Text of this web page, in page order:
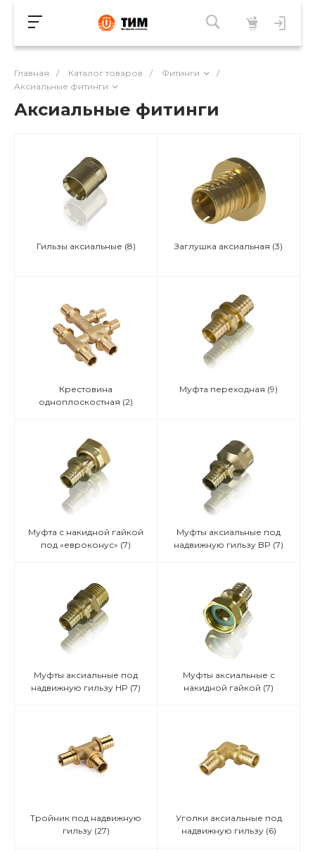
Главная / Каталог товаров / Фитинги
/
Аксиальные фитинги
Аксиальные фитинги
Гильзы аксиальные (8) Заглушка аксиальная (3)
Крестовина
одноплоскостная (2)
Муфта переходная (9)
Муфта с накидной гайкой
под «евроконус» (7)
Муфты аксиальные под
надвижную гильзу BP (7)
Муфты аксиальные под
надвижную гильзу HP (7)
Муфты аксиальные с
накидной гайкой (7)
Тройник под надвижную
гильзу (27)
Уголки аксиальные под
надвижную гильзу (6)